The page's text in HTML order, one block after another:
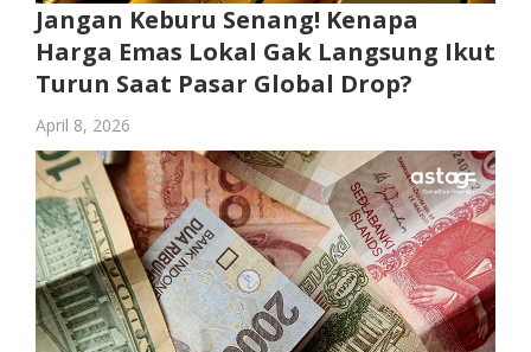
Jangan Keburu Senang! Kenapa
Harga Emas Lokal Gak Langsung Ikut
Turun Saat Pasar Global Drop?
April 8, 2026